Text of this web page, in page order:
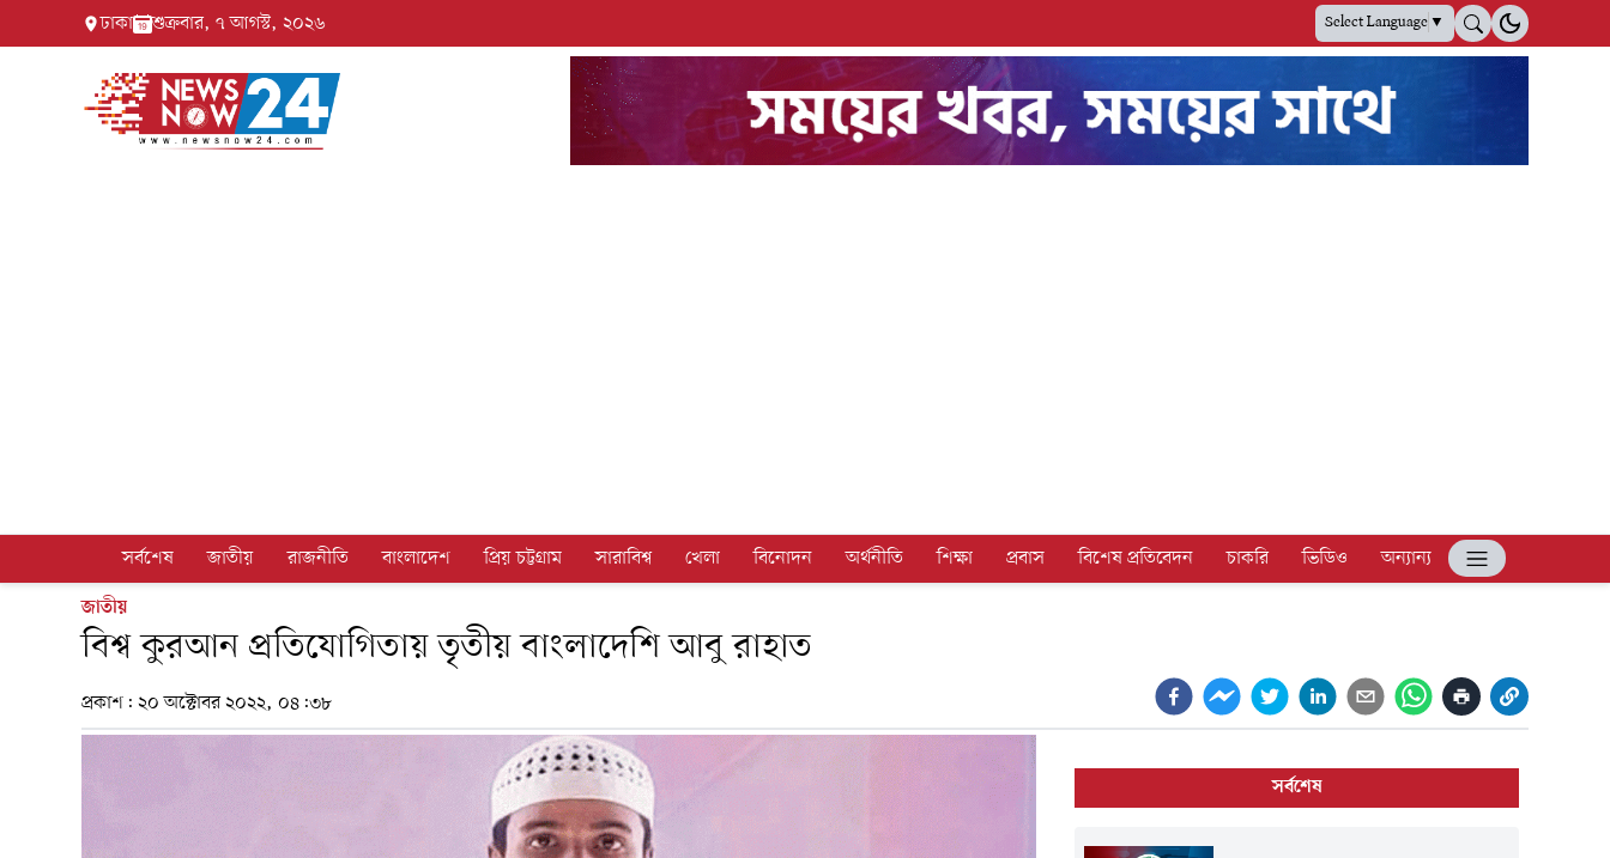
ঢাকা শুক্রবার, ৭ আগস্ট, ২০২৬ Select Language▼
সর্বশেষ জাতীয় রাজনীতি বাংলাদেশ প্রিয় চট্টগ্রাম সারাবিশ্ব খেলা বিনোদন অর্থনীতি শিক্ষা প্রবাস বিশেষ প্রতিবেদন চাকরি ভিডিও
অন্যান্য
জাতীয়
বিশ্ব কুরআন প্রতিযোগিতায় তৃতীয় বাংলাদেশি আবু রাহাত
প্রকাশ: ২০ অক্টোবর ২০২২, ০৪:৩৮
সর্বশেষ